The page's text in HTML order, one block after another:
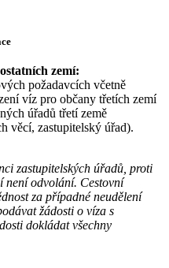
zemí:
požadavcích včetně
víz pro občany třetích zemí
úřadů třetí země
věcí, zastupitelský úřad).
zastupitelských úřadů, proti
není odvolání. Cestovní
za případné neudělení
žádosti o víza s
dokládat všechny